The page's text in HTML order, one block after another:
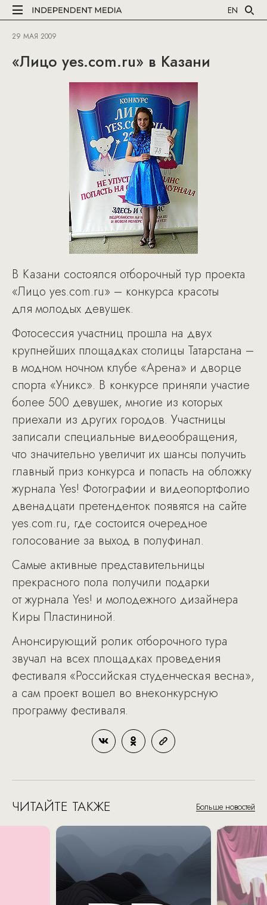
EN
29 МАЯ 2009
«Лицо yes.com.ru» в Казани
В Казани состоялся отборочный тур проекта
«Лицо yes.com.ru» – конкурса красоты
для молодых девушек.
Фотосессия участниц прошла на двух
крупнейших площадках столицы Татарстана –
в модном ночном клубе «Арена» и дворце
спорта «Уникс». В конкурсе приняли участие
более 500 девушек, многие из которых
приехали из других городов. Участницы
записали специальные видеообращения,
что значительно увеличит их шансы получить
главный приз конкурса и попасть на обложку
журнала Yes! Фотографии и видеопортфолио
двенадцати претенденток появятся на сайте
yes.com.ru, где состоится очередное
голосование за выход в полуфинал.
Самые активные представительницы
прекрасного пола получили подарки
от журнала Yes! и молодежного дизайнера
Киры Пластининой.
Анонсирующий ролик отборочного тура
звучал на всех площадках проведения
фестиваля «Российская студенческая весна»,
а сам проект вошел во внеконкурсную
программу фестиваля.
ЧИТАЙТЕ ТАКЖЕ Больше новостей